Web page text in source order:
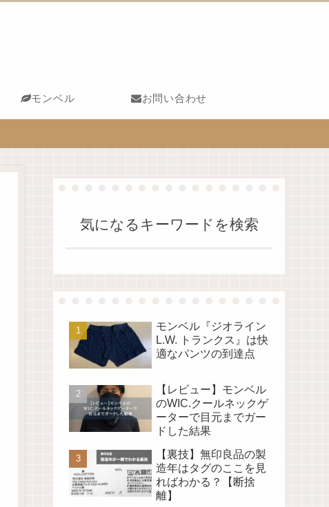
モンベル お問い合わせ
気になるキーワードを検索
モンベル『ジオライン
L.W. トランクス』は快
適なパンツの到達点
【レビュー】モンベル
のWIC.クールネックゲ
ーターで目元までガー
ドした結果
【裏技】無印良品の製
造年はタグのここを見
ればわかる？【断捨
離】